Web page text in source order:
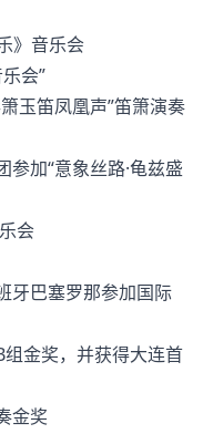
》音乐会
会”
玉笛凤凰声”笛箫演奏
加“意象丝路·龟兹盛
会
牙巴塞罗那参加国际
金奖，并获得大连首
金奖